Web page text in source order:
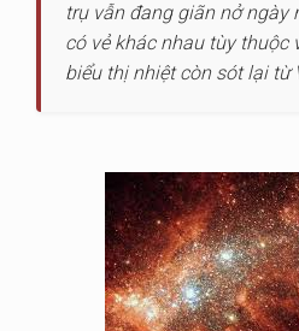
trụ vẫn đang giãn nở ngày
có vẻ khác nhau tùy thuộc
biểu thị nhiệt còn sót lại từ